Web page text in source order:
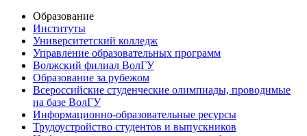
Образование
Институты
Университетский колледж
Управление образовательных программ
Волжский филиал ВолГУ
Образование за рубежом
Всероссийские студенческие олимпиады, проводимые
на базе ВолГУ
Информационно-образовательные ресурсы
Трудоустройство студентов и выпускников